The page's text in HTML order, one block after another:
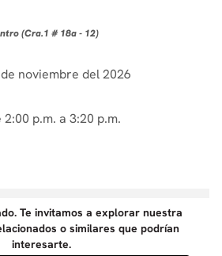
(Cra.1 # 18a - 12)
noviembre del 2026
p.m. a 3:20 p.m.
Te invitamos a explorar nuestra
o similares que podrían
interesarte.